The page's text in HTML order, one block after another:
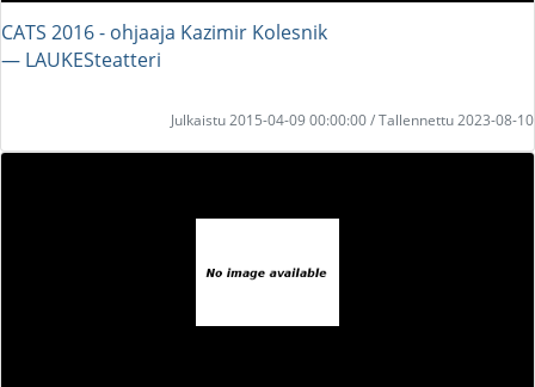
CATS 2016 - ohjaaja Kazimir Kolesnik
― LAUKESteatteri
Julkaistu 2015-04-09 00:00:00 / Tallennettu 2023-08-10